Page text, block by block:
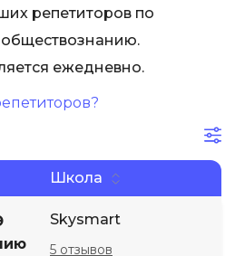
репетиторов по
обществознанию.
ежедневно.
Школа
Skysmart
5 отзывов